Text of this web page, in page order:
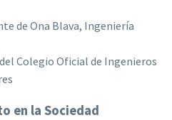
de Ona Blava, Ingeniería
Colegio Oficial de Ingenieros
en la Sociedad